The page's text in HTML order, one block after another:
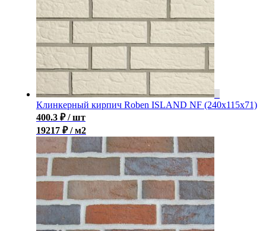
Клинкерный кирпич Roben ISLAND NF (240x115x71)
400.3 ₽ / шт
19217 ₽ / м2